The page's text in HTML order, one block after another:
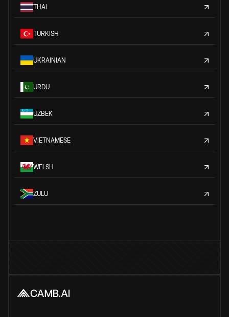
THAI
TURKISH
UKRAINIAN
URDU
UZBEK
VIETNAMESE
WELSH
ZULU